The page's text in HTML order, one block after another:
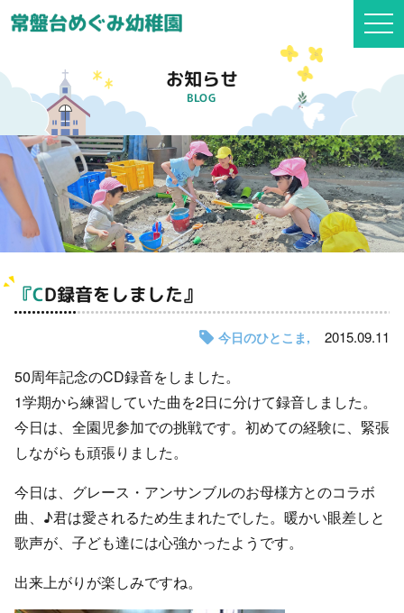
お知らせ
BLOG
『CD録音をしました』
今日のひとこま 2015.09.11
50周年記念のCD録音をしました。
1学期から練習していた曲を2日に分けて録音しました。
今日は、全園児参加での挑戦です。初めての経験に、緊張
しながらも頑張りました。
今日は、グレース・アンサンブルのお母様方とのコラボ
曲、♪君は愛されるため生まれたでした。暖かい眼差しと
歌声が、子ども達には心強かったようです。
出来上がりが楽しみですね。